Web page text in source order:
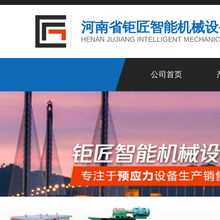
河南省钜匠智能机械
HENAN JUJIANG INTELLIGENT
公司首页